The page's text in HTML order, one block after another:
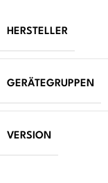
HERSTELLER
GERÄTEGRUPPEN
VERSION